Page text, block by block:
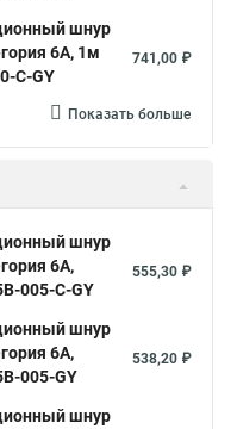
шнур
6A, 1м
C-GY
741,00 ₽
Показать больше
шнур
6A,
005-C-GY
555,30 ₽
шнур
6A,
005-GY
538,20 ₽
шнур